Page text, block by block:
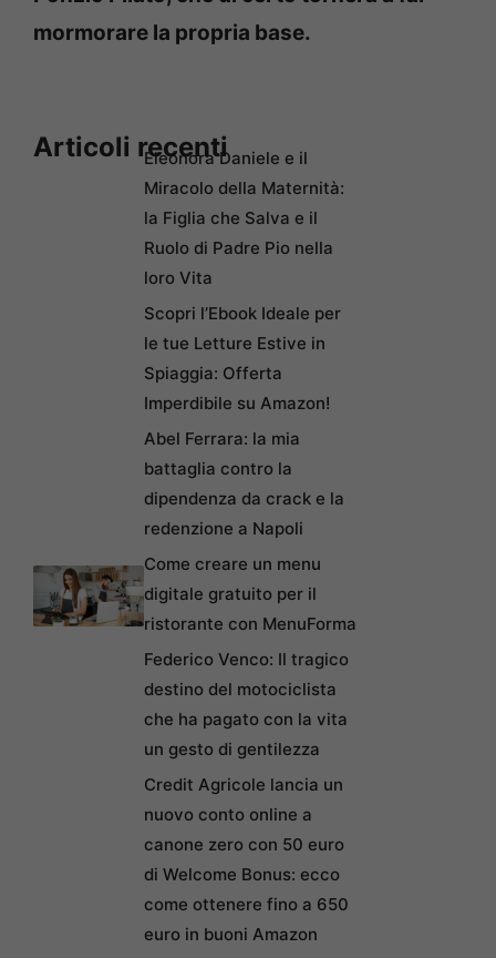
mormorare la propria base.
Articoli recentiEleonora Daniele e il
Miracolo della Maternità:
la Figlia che Salva e il
Ruolo di Padre Pio nella
loro Vita
Scopri l’Ebook Ideale per
le tue Letture Estive in
Spiaggia: Offerta
Imperdibile su Amazon!
Abel Ferrara: la mia
battaglia contro la
dipendenza da crack e la
redenzione a Napoli
Come creare un menu
digitale gratuito per il
ristorante con MenuForma
Federico Venco: Il tragico
destino del motociclista
che ha pagato con la vita
un gesto di gentilezza
Credit Agricole lancia un
nuovo conto online a
canone zero con 50 euro
di Welcome Bonus: ecco
come ottenere fino a 650
euro in buoni Amazon